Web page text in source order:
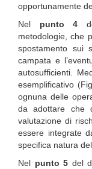
opportunamente
Nel punto 4
metodologie, che
spostamento sui
campata e
autosufficienti.
esemplificativo
ognuna delle
da adottare che
valutazione di
essere integrate
specifica natura
Nel punto 5 del